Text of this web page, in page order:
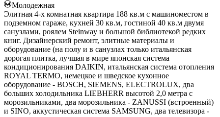
Молодежная
Элитная 4-х комнатная квартира 188 кв.м с машиноместом в
подземном гараже, кухней 30 кв.м, гостиной 40 кв.м двумя
санузлами, роялем Steinway и большой библиотекой редких
книг. Дизайнерский ремонт, элитные материалы и
оборудование (на полу и в санузлах только итальянская
дорогая плитка, лучшая в мире японская система
кондиционирования DAIKIN, итальянская система отопления
ROYAL TERMO, немецкое и шведское кухонное
оборудование - BOSCH, SIEMENS, ELECTROLUX, два
больших холодильника LIEBHERR высотой 2,0 метра с
морозильниками, два морозильника - ZANUSSI (встроенный)
и SINO, аккустическая система SAMSUNG, два телевизора -